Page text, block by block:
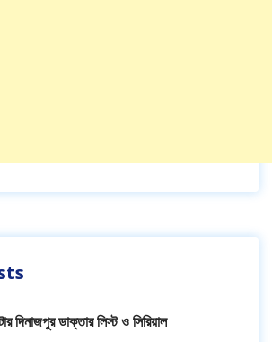
দিনাজপুর ডাক্তার লিস্ট ও সিরিয়াল